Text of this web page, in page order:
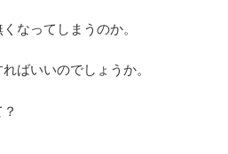
なってしまうのか。
ばいいのでしょうか。